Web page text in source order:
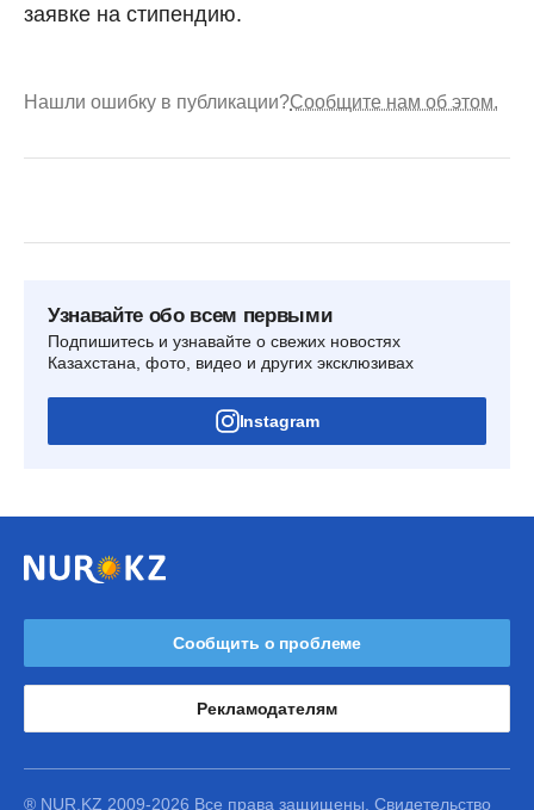
заявке на стипендию.
Нашли ошибку в публикации?Сообщите нам об этом.
Узнавайте обо всем первыми
Подпишитесь и узнавайте о свежих новостях
Казахстана, фото, видео и других эксклюзивах
Instagram
Сообщить о проблеме
Рекламодателям
® NUR.KZ 2009-2026 Все права защищены. Свидетельство